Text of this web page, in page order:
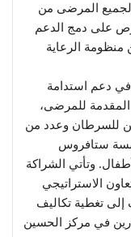
لجميع المرضى من
على دمج الدعم
الرعاية
في دعم استدامة
للمرضى،
للسرطان وعدد من
ستافروس
وتأتي الشراكة
الاستراتيجي
منذ عام 2022، والهادف إلى تغطية تكاليف
في مركز الحسين